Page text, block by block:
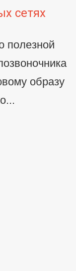
сетях
полезной
образу